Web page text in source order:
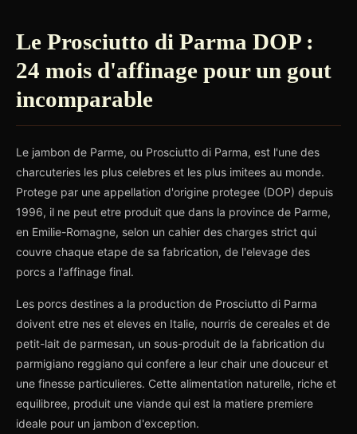
Le Prosciutto di Parma DOP :
24 mois d'affinage pour un gout
incomparable
Le jambon de Parme, ou Prosciutto di Parma, est l'une des
charcuteries les plus celebres et les plus imitees au monde.
Protege par une appellation d'origine protegee (DOP) depuis
1996, il ne peut etre produit que dans la province de Parme,
en Emilie-Romagne, selon un cahier des charges strict qui
couvre chaque etape de sa fabrication, de l'elevage des
porcs a l'affinage final.
Les porcs destines a la production de Prosciutto di Parma
doivent etre nes et eleves en Italie, nourris de cereales et de
petit-lait de parmesan, un sous-produit de la fabrication du
parmigiano reggiano qui confere a leur chair une douceur et
une finesse particulieres. Cette alimentation naturelle, riche et
equilibree, produit une viande qui est la matiere premiere
ideale pour un jambon d'exception.